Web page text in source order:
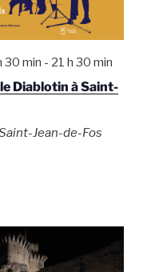
Diablotin à Saint-
30 min - 21 h 30 min
Jean-de-Fos